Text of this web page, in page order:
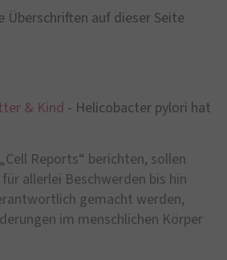
& Kind - Helicobacter pylori hat
Reports“ berichten, sollen
allerlei Beschwerden bis hin
gemacht werden,
im menschlichen Körper
Überschriften auf dieser Seite